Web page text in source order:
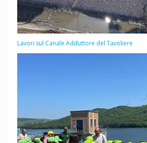
Lavori sul Canale Adduttore del Tavoliere